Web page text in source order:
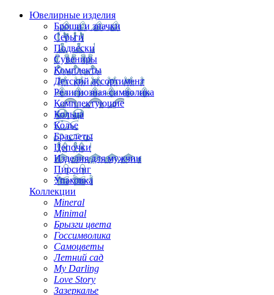
Ювелирные изделия
Броши и значки
Серьги
Подвески
Сувениры
Комплекты
Детский ассортимент
Религиозная символика
Комплектующие
Кольца
Колье
Браслеты
Цепочки
Изделия для мужчин
Пирсинг
Упаковка
Коллекции
Mineral
Minimal
Брызги цвета
Госсимволика
Самоцветы
Летний сад
My Darling
Love Story
Зазеркалье